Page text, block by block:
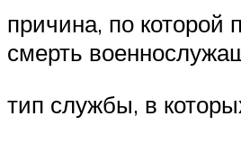
причина, по которой
смерть
тип службы, в